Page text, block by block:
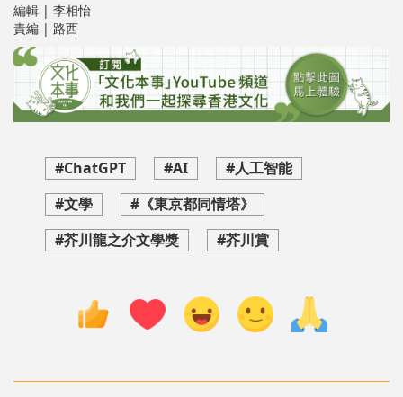
編輯 | 李相怡
責編 | 路西
#ChatGPT #AI
#人工智能
#文學
#《東京都同情塔》
#芥川龍之介文學獎
#芥川賞